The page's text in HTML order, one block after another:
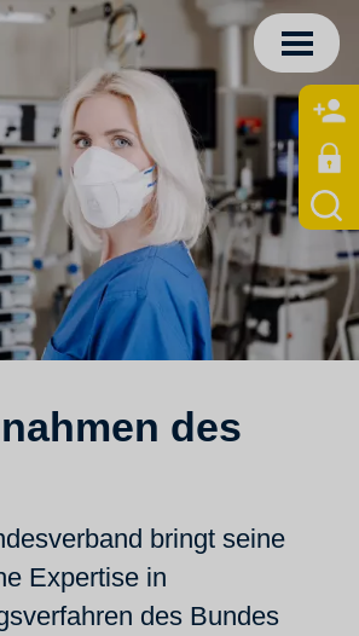
des
bringt seine
Expertise in
des Bundes